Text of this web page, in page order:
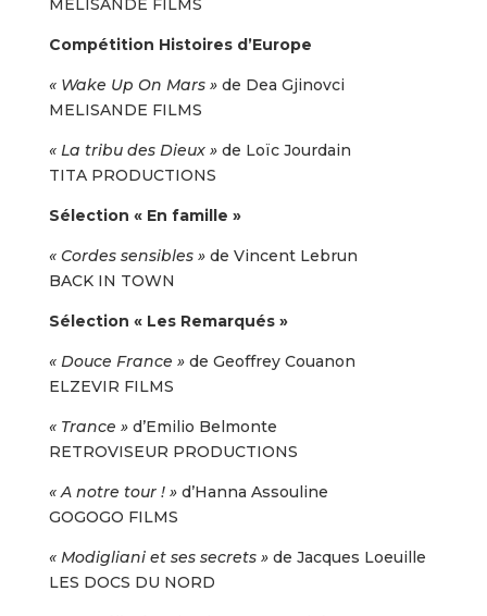
Compétition Histoires d’Europe
« Wake Up On Mars »de Dea Gjinovci
MELISANDE FILMS
« La tribu des Dieux »de Loïc Jourdain
TITA PRODUCTIONS
Sélection « En famille »
« Cordes sensibles »de Vincent Lebrun
BACK IN TOWN
Sélection « Les Remarqués »
« Douce France »de Geoffrey Couanon
ELZEVIR FILMS
« Trance »d’Emilio Belmonte
RETROVISEUR PRODUCTIONS
« A notre tour ! »d’Hanna Assouline
GOGOGO FILMS
« Modigliani et ses secrets »de Jacques Loeuille
LES DOCS DU NORD